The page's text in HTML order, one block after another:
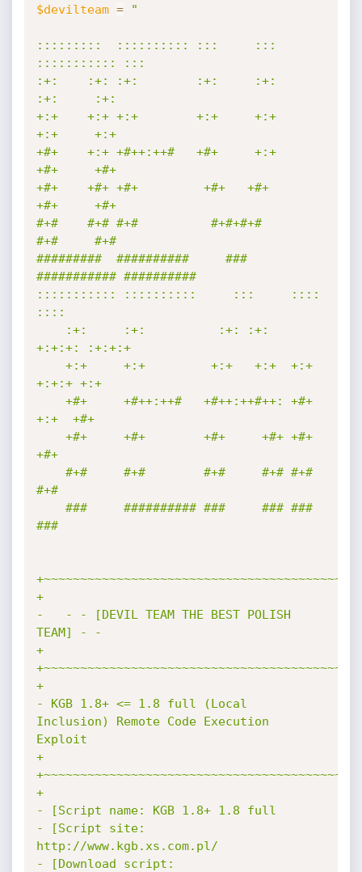
$devilteam = "
:::::::::  :::::::::: :::     :::
::::::::::: :::
:+:    :+: :+:        :+:     :+:
:+:     :+:
+:+    +:+ +:+        +:+     +:+
+:+     +:+
+#+    +:+ +#++:++#   +#+     +:+
+#+     +#+
+#+    +#+ +#+         +#+   +#+
+#+     +#+
#+#    #+# #+#          #+#+#+#
#+#     #+#
#########  ##########     ###
########### ##########
::::::::::: ::::::::::     :::     ::::
::::
+:+:+: :+:+:+
+:+:+ +:+
+:+  +#+
+#+
#+#
###
+
-   - - [DEVIL TEAM THE BEST POLISH
TEAM] - -
+
+
- KGB 1.8+ <= 1.8 full (Local
Inclusion) Remote Code Execution
Exploit
+
+
- [Script name: KGB 1.8+ 1.8 full
- [Script site:
http://www.kgb.xs.com.pl/
- [Download script: